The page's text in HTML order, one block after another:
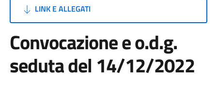
LINK E ALLEGATI
Convocazione e o.d.g.
seduta del 14/12/2022